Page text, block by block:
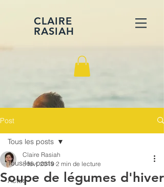
CLAIRE
RASIAH
Post
Tous les posts
Actus
Tous les posts
Soupe de légumes d'hiver
Claire Rasiah
8 févr. 2019 2 min de lecture